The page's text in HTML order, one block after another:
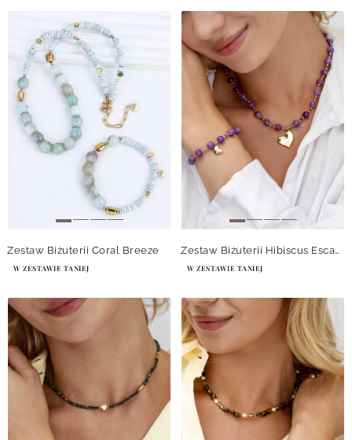
Zestaw Biżuterii Coral Breeze
W ZESTAWIE TANIEJ
Zestaw Biżuterii Hibiscus Escape
W ZESTAWIE TANIEJ